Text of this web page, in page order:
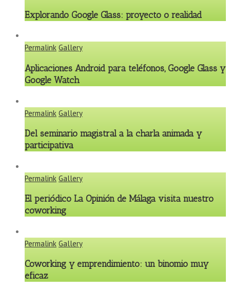
Explorando Google Glass: proyecto o realidad
Permalink Gallery
Aplicaciones Android para teléfonos, Google Glass y
Google Watch
Permalink Gallery
Del seminario magistral a la charla animada y
participativa
Permalink Gallery
El periódico La Opinión de Málaga visita nuestro
coworking
Permalink Gallery
Coworking y emprendimiento: un binomio muy
eficaz